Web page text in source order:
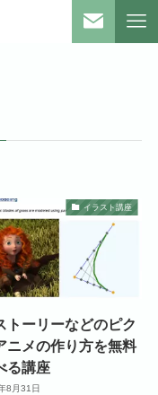
イラスト講座
トーリーなどのピク
ニメの作り方を無料
る講座
8月31日